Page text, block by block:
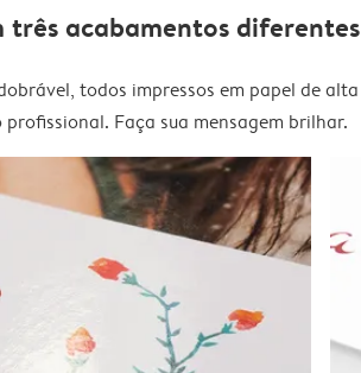
três acabamentos diferentes
todos impressos em papel de alta
Faça sua mensagem brilhar.